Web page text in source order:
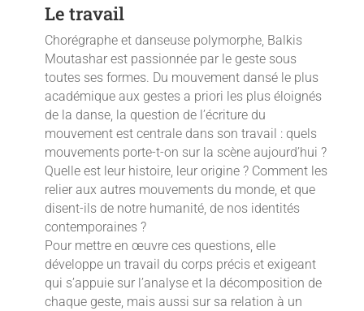
Le travail
Chorégraphe et danseuse polymorphe, Balkis
Moutashar est passionnée par le geste sous
toutes ses formes. Du mouvement dansé le plus
académique aux gestes a priori les plus éloignés
de la danse, la question de l’écriture du
mouvement est centrale dans son travail : quels
mouvements porte-t-on sur la scène aujourd’hui ?
Quelle est leur histoire, leur origine ? Comment les
relier aux autres mouvements du monde, et que
disent-ils de notre humanité, de nos identités
contemporaines ?
Pour mettre en œuvre ces questions, elle
développe un travail du corps précis et exigeant
qui s’appuie sur l’analyse et la décomposition de
chaque geste, mais aussi sur sa relation à un